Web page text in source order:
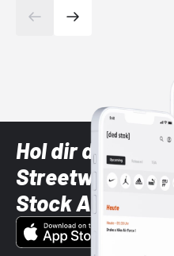
Hol dir die
Streetwear-
Stock App